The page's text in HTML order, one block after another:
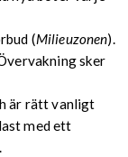
(Milieuzonen).
sker
är rätt vanligt
med ett